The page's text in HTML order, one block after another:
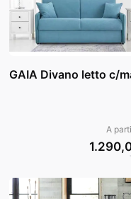
GAIA Divano letto c/
A